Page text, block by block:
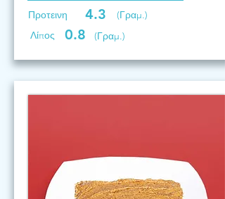
Προτεινη 4.3
(Γραμ.)
Λίπος
0.8 (Γραμ.)